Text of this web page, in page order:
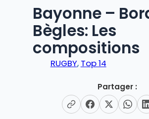
Bayonne –
Bègles: Les
compositions
RUGBY, Top 14
Partager :